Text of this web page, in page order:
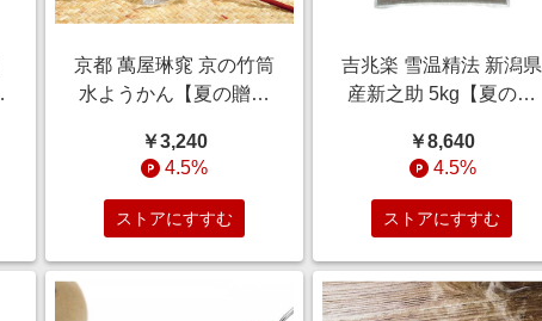
京都 萬屋琳窕 京の竹筒
水ようかん【夏の贈り
TKE] スイーツ
￥3,240
4.5%
ストアにすすむ
吉兆楽 雪温精法 新潟県
産新之助 5kg【夏の贈
類・米・パン
￥8,640
4.5%
ストアにすすむ